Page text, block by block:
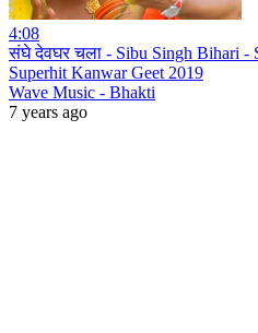
4:08
संघे देवघर चला - Sibu Singh Bihari -
Superhit Kanwar Geet 2019
Wave Music - Bhakti
7 years ago